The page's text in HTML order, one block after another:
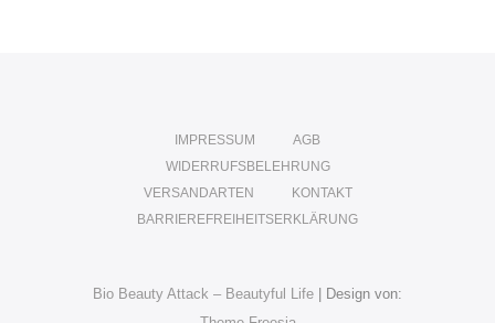
IMPRESSUM
AGB
WIDERRUFSBELEHRUNG
VERSANDARTEN
KONTAKT
BARRIEREFREIHEITSERKLÄRUNG
Bio Beauty Attack – Beautyful Life | Design von: